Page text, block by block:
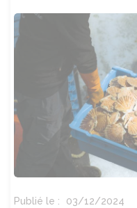
Publié le : 03/12/2024